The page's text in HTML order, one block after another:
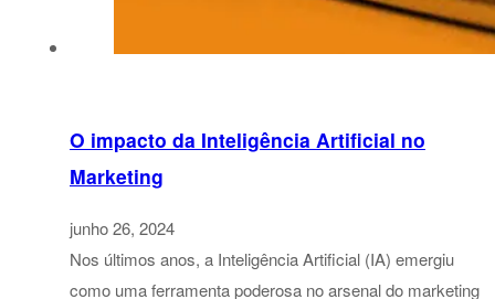
O impacto da Inteligência Artificial no
Marketing
junho 26, 2024
Nos últimos anos, a Inteligência Artificial (IA) emergiu
como uma ferramenta poderosa no arsenal do marketing